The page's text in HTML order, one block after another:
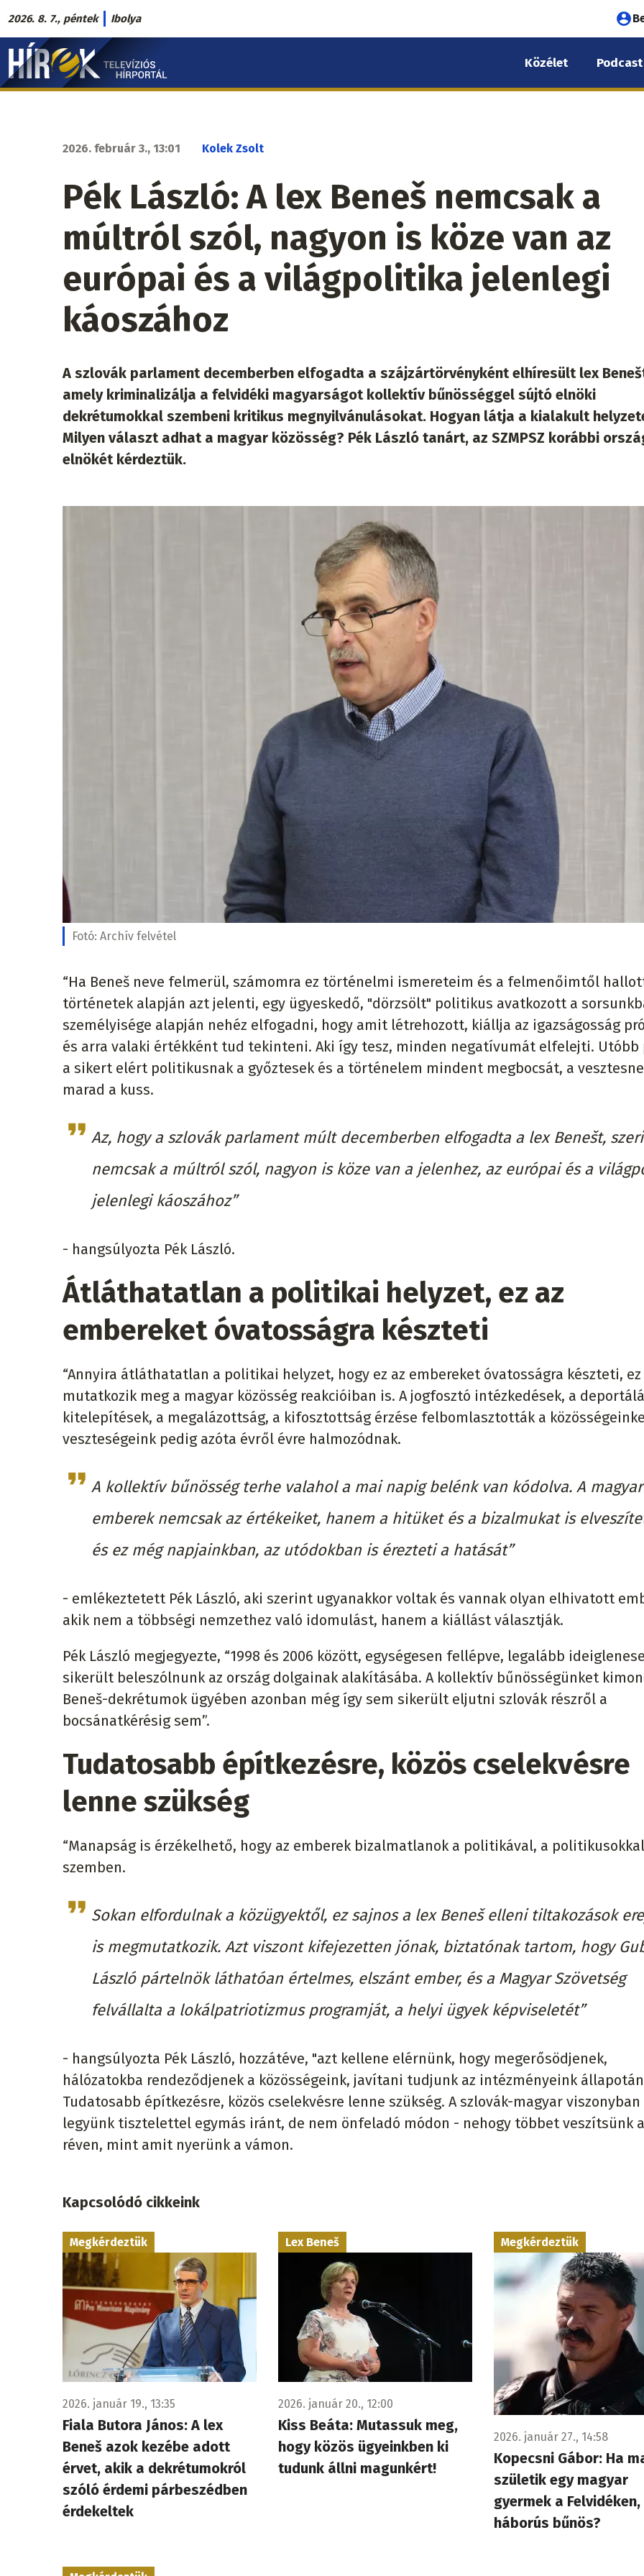
Ugrás
a
tartalomra
2026. 8. 7., péntek Ibolya
fiók
Hírek.sk
fő
Közélet Podcast
2026. február 3., 13:01 Kolek Zsolt
Pék László: A lex Beneš nemcsak a
múltról szól, nagyon is köze van az
európai és a világpolitika jelenlegi
káoszához
A szlovák parlament decemberben elfogadta a szájzártörvényként elhíresült lex
amely kriminalizálja a felvidéki magyarságot kollektív bűnösséggel sújtó elnöki
dekrétumokkal szembeni kritikus megnyilvánulásokat. Hogyan látja a kialakult
Milyen választ adhat a magyar közösség? Pék László tanárt, az SZMPSZ korábbi
elnökét kérdeztük.
Fotó: Archív felvétel
“Ha Beneš neve felmerül, számomra ez történelmi ismereteim és a felmenőimtől
történetek alapján azt jelenti, egy ügyeskedő, "dörzsölt" politikus avatkozott a
személyisége alapján nehéz elfogadni, hogy amit létrehozott, kiállja az igazságosság
és arra valaki értékként tud tekinteni. Aki így tesz, minden negatívumát elfelejti. Utóbb
a sikert elért politikusnak a győztesek és a történelem mindent megbocsát, a
marad a kuss.
Az, hogy a szlovák parlament múlt decemberben elfogadta a lex Benešt,
nemcsak a múltról szól, nagyon is köze van a jelenhez, az európai és a
jelenlegi káoszához”
- hangsúlyozta Pék László.
Átláthatatlan a politikai helyzet, ez az
embereket óvatosságra készteti
“Annyira átláthatatlan a politikai helyzet, hogy ez az embereket óvatosságra készteti, ez
mutatkozik meg a magyar közösség reakcióiban is. A jogfosztó intézkedések, a
kitelepítések, a megalázottság, a kifosztottság érzése felbomlasztották a
veszteségeink pedig azóta évről évre halmozódnak.
A kollektív bűnösség terhe valahol a mai napig belénk van kódolva. A magyar
emberek nemcsak az értékeiket, hanem a hitüket és a bizalmukat is
és ez még napjainkban, az utódokban is érezteti a hatását”
- emlékeztetett Pék László, aki szerint ugyanakkor voltak és vannak olyan elhivatott
akik nem a többségi nemzethez való idomulást, hanem a kiállást választják.
Pék László megjegyezte, “1998 és 2006 között, egységesen fellépve, legalább
sikerült beleszólnunk az ország dolgainak alakításába. A kollektív bűnösségünket
Beneš-dekrétumok ügyében azonban még így sem sikerült eljutni szlovák részről a
bocsánatkérésig sem”.
Tudatosabb építkezésre, közös cselekvésre
lenne szükség
“Manapság is érzékelhető, hogy az emberek bizalmatlanok a politikával, a politikusokkal
szemben.
Sokan elfordulnak a közügyektől, ez sajnos a lex Beneš elleni tiltakozások
is megmutatkozik. Azt viszont kifejezetten jónak, biztatónak tartom, hogy
László pártelnök láthatóan értelmes, elszánt ember, és a Magyar Szövetség
felvállalta a lokálpatriotizmus programját, a helyi ügyek képviseletét”
- hangsúlyozta Pék László, hozzátéve, "azt kellene elérnünk, hogy megerősödjenek,
hálózatokba rendeződjenek a közösségeink, javítani tudjunk az intézményeink
Tudatosabb építkezésre, közös cselekvésre lenne szükség. A szlovák-magyar
legyünk tisztelettel egymás iránt, de nem önfeladó módon - nehogy többet veszítsünk a
réven, mint amit nyerünk a vámon.
Kapcsolódó cikkeink
Megkérdeztük
2026. január 19., 13:35
Fiala Butora János: A lex
Beneš azok kezébe adott
érvet, akik a dekrétumokról
szóló érdemi párbeszédben
érdekeltek
Lex Beneš
2026. január 20., 12:00
Kiss Beáta: Mutassuk meg,
hogy közös ügyeinkben ki
tudunk állni magunkért!
Megkérdeztük
2026. január 27., 14:58
Kopecsni Gábor: Ha
születik egy magyar
gyermek a
háborús bűnös?